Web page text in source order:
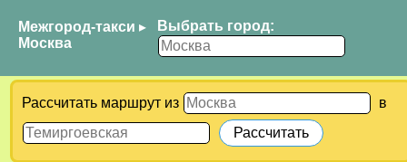
Межгород-такси ▸
Москва
Выбрать город:
Рассчитать маршрут из в